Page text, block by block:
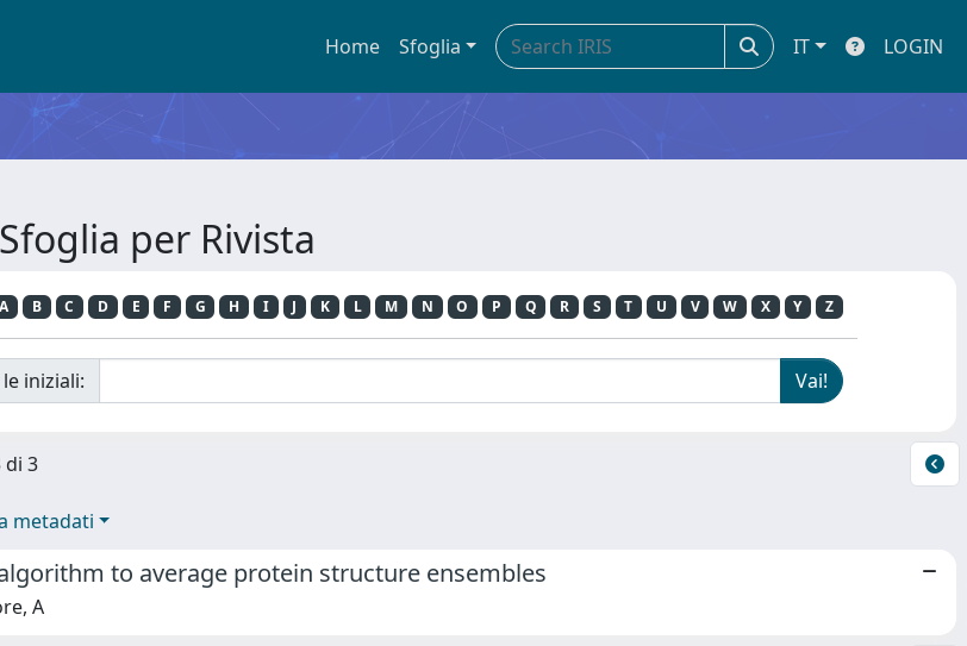
Home Sfoglia IT LOGIN
Sfoglia per Rivista
A B C D E F G H I J K L M N O P Q R S T U V W X Y Z
iniziali:
3
metadati
algorithm to average protein structure ensembles
A